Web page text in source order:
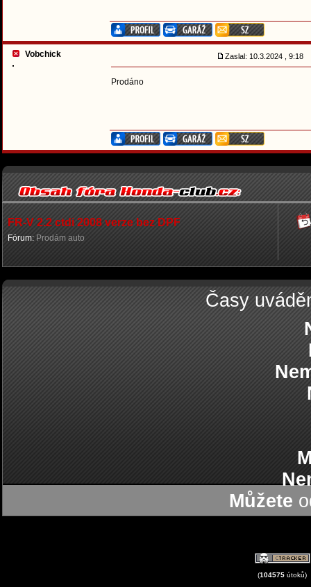
Vobchick Zaslal: 10.3.2024 , 9:18
Prodáno
FR-V 2.2 ctdi 2008 verze bez DPF
Fórum: Prodám auto
Časy
Můžete
(104575 útoků)